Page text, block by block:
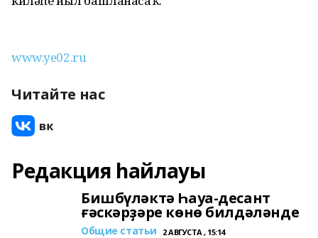
www.ye02.ru
Читайте нас
Редакция һайлауы
Бишбүләктә Һауа-десант
ғәскәрҙәре көнө билдәләнде
Общие статьи 2 АВГУСТА , 15:14